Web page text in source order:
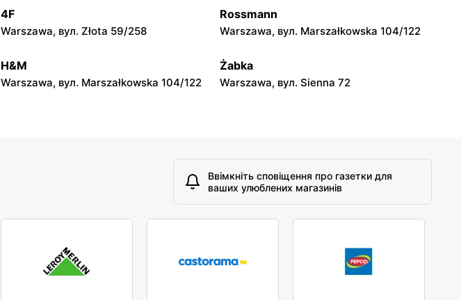
Nasielsk, вул. Św. Wojciecha 3 Żyrardów, вул. Mickiewicza 12
Sochaczew, вул. Aleksandra
Sochaczewskiego 4 40
Pułtusk, вул. Rynek 19
4F
Warszawa, вул. Złota 59/258
Rossmann
Warszawa, вул. Marszałkowska 104/122
H&M
Warszawa, вул. Marszałkowska 104/122
Żabka
Warszawa, вул. Sienna 72
Ввімкніть сповіщення про газетки для
ваших улюблених магазинів